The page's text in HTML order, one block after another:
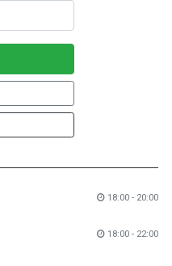
18:00 - 20:00
18:00 - 22:00